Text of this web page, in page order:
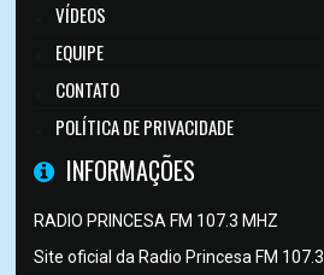
VÍDEOS
EQUIPE
CONTATO
POLÍTICA DE PRIVACIDADE
INFORMAÇÕES
RADIO PRINCESA FM 107.3 MHZ
Site oficial da Radio Princesa FM